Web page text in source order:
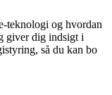
teknologi og hvordan
giver dig indsigt i
så du kan bo